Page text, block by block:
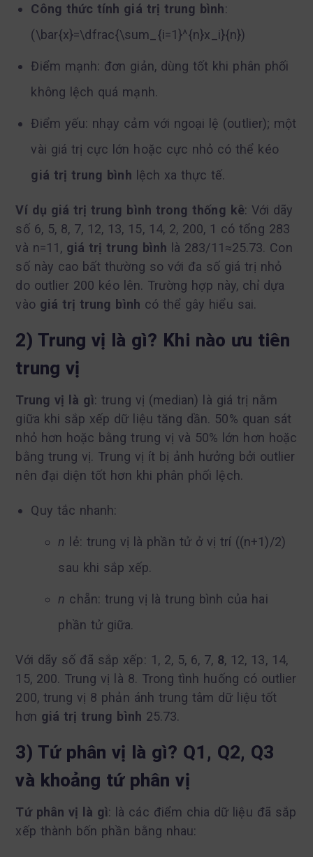
Công thức tính giá trị trung bình:
(\bar{x}=\dfrac{\sum_{i=1}^{n}x_i}{n})
Điểm mạnh: đơn giản, dùng tốt khi phân phối
không lệch quá mạnh.
Điểm yếu: nhạy cảm với ngoại lệ (outlier); một
vài giá trị cực lớn hoặc cực nhỏ có thể kéo
giá trị trung bình lệch xa thực tế.
Ví dụ giá trị trung bình trong thống kê: Với dãy
số 6, 5, 8, 7, 12, 13, 15, 14, 2, 200, 1 có tổng 283
và n=11, giá trị trung bình là 283/11≈25.73. Con
số này cao bất thường so với đa số giá trị nhỏ
do outlier 200 kéo lên. Trường hợp này, chỉ dựa
vào giá trị trung bình có thể gây hiểu sai.
2) Trung vị là gì? Khi nào ưu tiên
trung vị
Trung vị là gì: trung vị (median) là giá trị nằm
giữa khi sắp xếp dữ liệu tăng dần. 50% quan sát
nhỏ hơn hoặc bằng trung vị và 50% lớn hơn hoặc
bằng trung vị. Trung vị ít bị ảnh hưởng bởi outlier
nên đại diện tốt hơn khi phân phối lệch.
Quy tắc nhanh:
n lẻ: trung vị là phần tử ở vị trí ((n+1)/2)
sau khi sắp xếp.
n chẵn: trung vị là trung bình của hai
phần tử giữa.
Với dãy số đã sắp xếp: 1, 2, 5, 6, 7, 8, 12, 13, 14,
15, 200. Trung vị là 8. Trong tình huống có outlier
200, trung vị 8 phản ánh trung tâm dữ liệu tốt
hơn giá trị trung bình 25.73.
3) Tứ phân vị là gì? Q1, Q2, Q3
và khoảng tứ phân vị
Tứ phân vị là gì: là các điểm chia dữ liệu đã sắp
xếp thành bốn phần bằng nhau: